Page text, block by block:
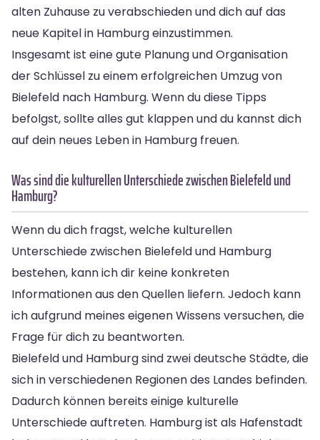
alten Zuhause zu verabschieden und dich auf das
neue Kapitel in Hamburg einzustimmen.
Insgesamt ist eine gute Planung und Organisation
der Schlüssel zu einem erfolgreichen Umzug von
Bielefeld nach Hamburg. Wenn du diese Tipps
befolgst, sollte alles gut klappen und du kannst dich
auf dein neues Leben in Hamburg freuen.
Was sind die kulturellen Unterschiede zwischen Bielefeld und
Hamburg?
Wenn du dich fragst, welche kulturellen
Unterschiede zwischen Bielefeld und Hamburg
bestehen, kann ich dir keine konkreten
Informationen aus den Quellen liefern. Jedoch kann
ich aufgrund meines eigenen Wissens versuchen, die
Frage für dich zu beantworten.
Bielefeld und Hamburg sind zwei deutsche Städte, die
sich in verschiedenen Regionen des Landes befinden.
Dadurch können bereits einige kulturelle
Unterschiede auftreten. Hamburg ist als Hafenstadt